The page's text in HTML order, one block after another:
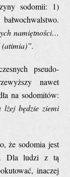
sodomii: 1)
namiętności…
(atimia)”.
pseudo-
nawet
na sodomitów:
będzie ziemi
że sodomia jest
Dla ludzi z tą
inaczej